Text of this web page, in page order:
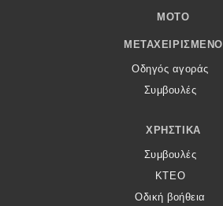
MOTO
ΜΕΤΑΧΕΙΡΙΣΜΈΝΟ
Οδηγός αγοράς
Συμβουλές
ΧΡΗΣΤΙΚΆ
Συμβουλές
ΚΤΕΟ
Οδική βοήθεια